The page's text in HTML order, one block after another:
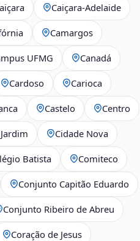
Caiçara-Adelaide
Camargos
UFMG Canadá
Cardoso Carioca
Castelo Centro
Cidade Nova
Batista Comiteco
Conjunto Capitão Eduardo
Conjunto Ribeiro de Abreu
Coração de Jesus